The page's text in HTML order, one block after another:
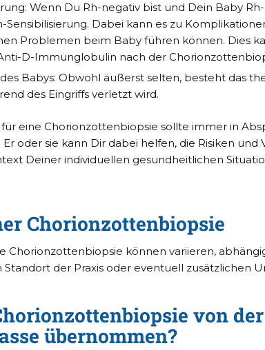
Wenn Du Rh-negativ bist und Dein Baby
Sensibilisierung. Dabei kann es zu
Problemen beim Baby führen können. Dies
D-Immunglobulin nach der
Babys: Obwohl äußerst selten, besteht das
des Eingriffs verletzt wird.
eine Chorionzottenbiopsie sollte immer in
oder sie kann Dir dabei helfen, die Risiken und
Deiner individuellen gesundheitlichen
Chorionzottenbiopsie
Chorionzottenbiopsie können variieren,
der Praxis oder eventuell zusätzlichen
von der
übernommen?